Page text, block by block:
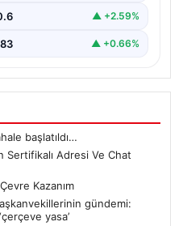
▲ +2.59%
▲ +0.66%
başlatıldı…
Sertifikalı Adresi Ve Chat
Kazanım
gündemi:
yasa’